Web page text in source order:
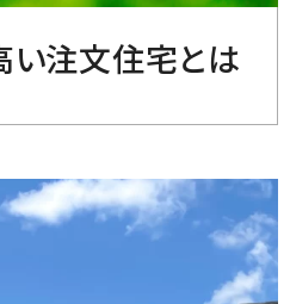
い注文住宅とは